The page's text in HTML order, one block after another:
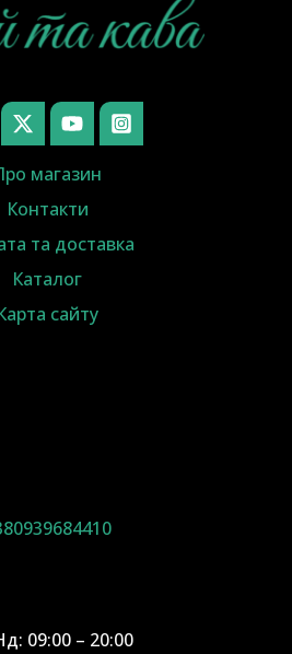
магазин
Контакти
та доставка
Каталог
сайту
09:00 – 20:00